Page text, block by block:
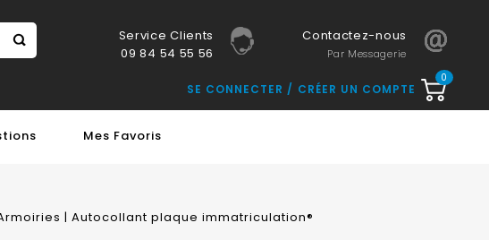
Service Clients
09 84 54 55 56
Contactez-nous
Par Messagerie
0
SE CONNECTER CRÉER UN COMPTE
Mes Favoris
| Autocollant plaque immatriculation®